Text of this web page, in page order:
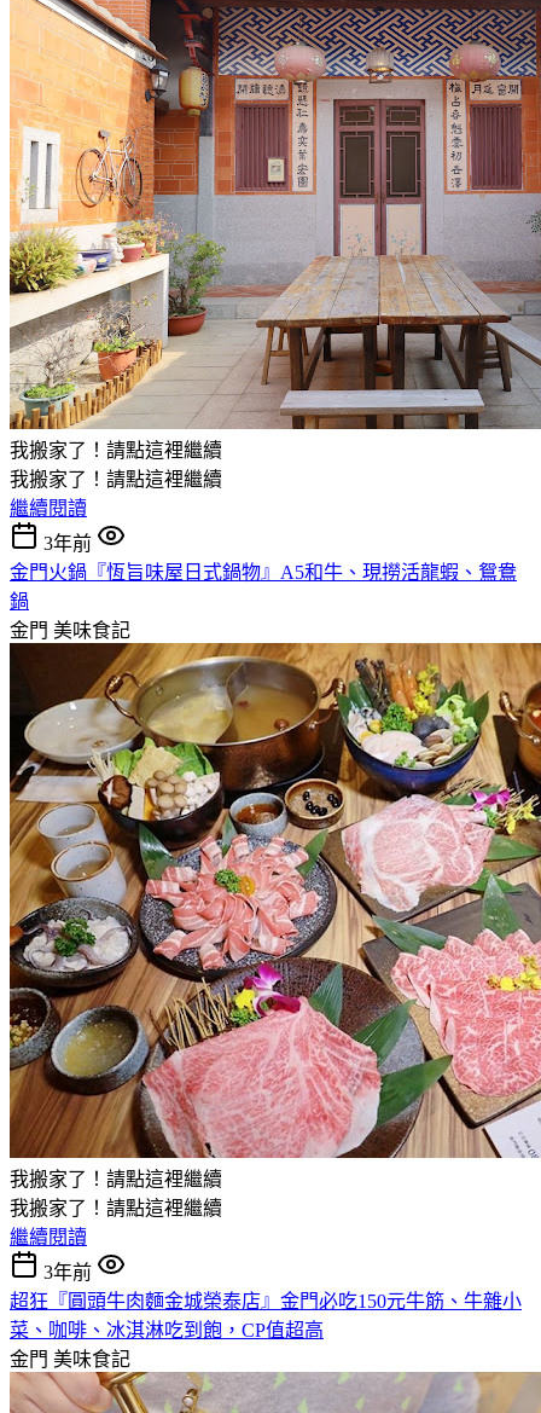
我搬家了！請點這裡繼續
我搬家了！請點這裡繼續
繼續閱讀
3年前
金門火鍋『恆旨味屋日式鍋物』A5和牛、現撈活龍蝦、鴛鴦
鍋
金門 美味食記
我搬家了！請點這裡繼續
我搬家了！請點這裡繼續
繼續閱讀
3年前
超狂『圓頭牛肉麵金城榮泰店』金門必吃150元牛筋、牛雜小
菜、咖啡、冰淇淋吃到飽，CP值超高
金門 美味食記